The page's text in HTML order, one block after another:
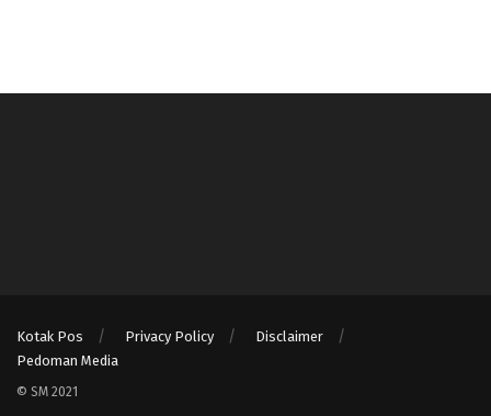
Kotak Pos Privacy Policy
Disclaimer
Pedoman Media
© SM 2021